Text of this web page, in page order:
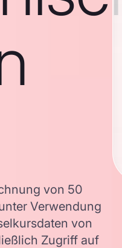
von 50
Verwendung
von
Zugriff auf